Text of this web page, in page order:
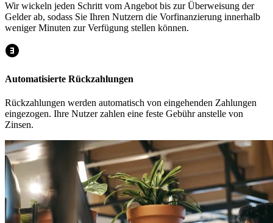
Wir wickeln jeden Schritt vom Angebot bis zur Überweisung der
Gelder ab, sodass Sie Ihren Nutzern die Vorfinanzierung innerhalb
weniger Minuten zur Verfügung stellen können.
Automatisierte Rückzahlungen
Rückzahlungen werden automatisch von eingehenden Zahlungen
eingezogen. Ihre Nutzer zahlen eine feste Gebühr anstelle von
Zinsen.​